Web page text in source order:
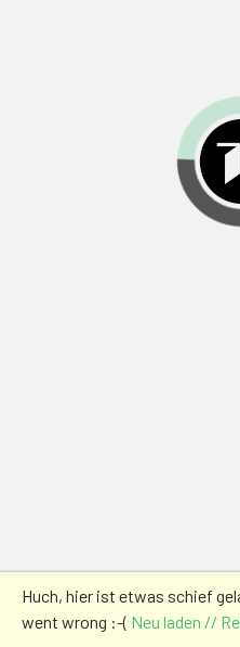
Huch, hier ist etwas schief
went wrong :-( Neu laden //